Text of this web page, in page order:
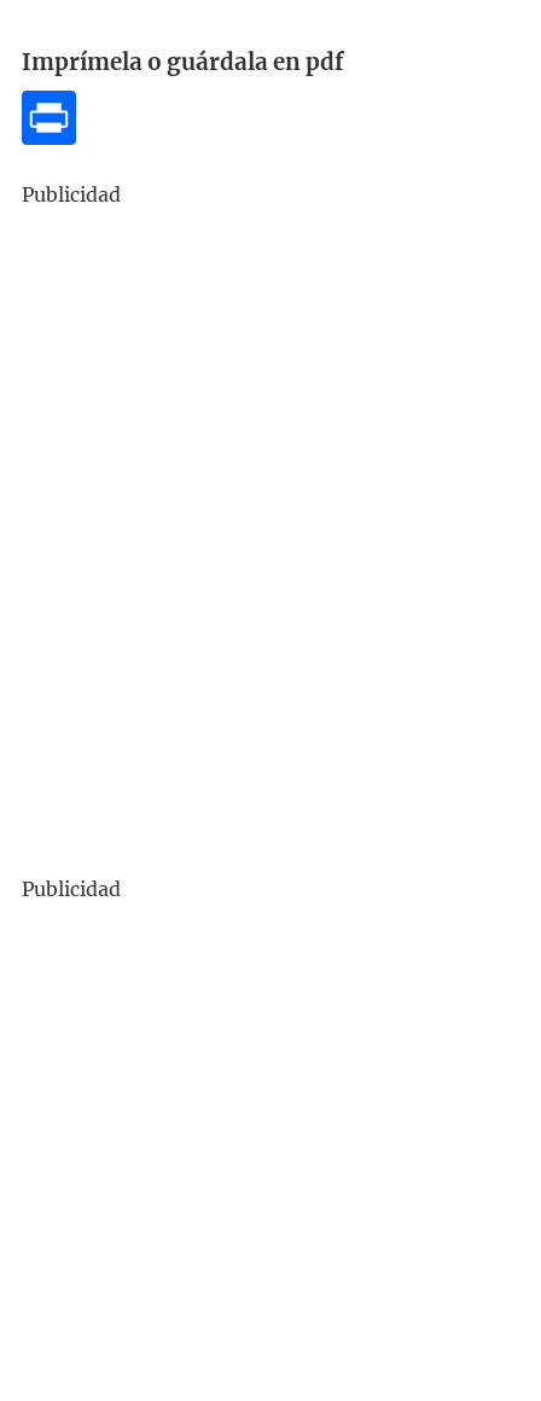
Imprímela o guárdala en pdf
Publicidad
Publicidad